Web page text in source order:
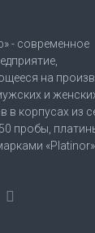
- современное
на
и
в корпусах из
пробы,